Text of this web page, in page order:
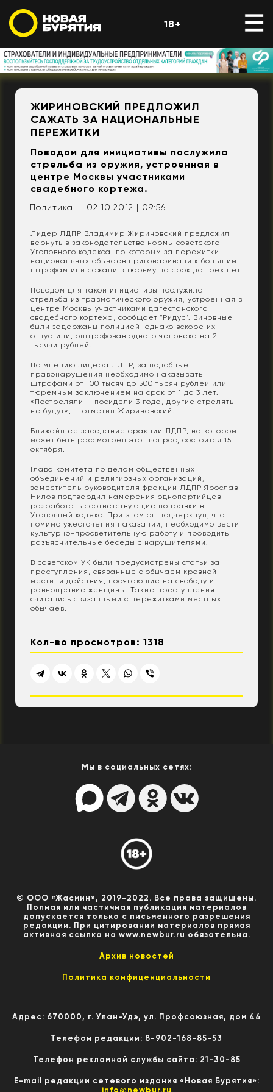
18+
ЖИРИНОВСКИЙ ПРЕДЛОЖИЛ
САЖАТЬ ЗА НАЦИОНАЛЬНЫЕ
ПЕРЕЖИТКИ
Поводом для инициативы послужила
стрельба из оружия, устроенная в
центре Москвы участниками
свадебного кортежа.
Политика | 02.10.2012 | 09:56
Лидер ЛДПР Владимир Жириновский предложил
вернуть в законодательство нормы советского
Уголовного кодекса, по которым за пережитки
национальных обычаев приговаривали к большим
штрафам или сажали в тюрьму на срок до трех лет.
Поводом для такой инициативы послужила
стрельба из травматического оружия, устроенная в
центре Москвы участниками дагестанского
свадебного кортежа, сообщает "Ридус". Виновные
были задержаны полицией, однако вскоре их
отпустили, оштрафовав одного человека на 2
тысячи рублей.
По мнению лидера ЛДПР, за подобные
правонарушения необходимо наказывать
штрафами от 100 тысяч до 500 тысяч рублей или
тюремным заключением на срок от 1 до 3 лет.
«Постреляли — посидели 3 года, другие стрелять
не будут», — отметил Жириновский.
Ближайшее заседание фракции ЛДПР, на котором
может быть рассмотрен этот вопрос, состоится 15
октября.
Глава комитета по делам общественных
объединений и религиозных организаций,
заместитель руководителя фракции ЛДПР Ярослав
Нилов подтвердил намерения однопартийцев
разработать соответствующие поправки в
Уголовный кодекс. При этом он подчеркнул, что
помимо ужесточения наказаний, необходимо вести
культурно-просветительную работу и проводить
разъяснительные беседы с нарушителями.
В советском УК были предусмотрены статьи за
преступления, связанные с обычаем кровной
мести, и действия, посягающие на свободу и
равноправие женщины. Такие преступления
считались связанными с пережитками местных
обычаев.
Кол-во просмотров: 1318
Мы в социальных сетях:
© ООО «Жасмин», 2019-2022. Все права защищены.
Полная или частичная публикация материалов
допускается только с письменного разрешения
редакции. При цитировании материалов прямая
активная ссылка на www.newbur.ru обязательна.
Архив новостей
Политика конфиценциальности
Адрес: 670000, г. Улан-Удэ, ул. Профсоюзная, дом 44
Телефон редакции: 8-902-168-85-53
Телефон рекламной службы сайта: 21-30-85
E-mail редакции сетевого издания «Новая Бурятия»:
info@newbur.ru